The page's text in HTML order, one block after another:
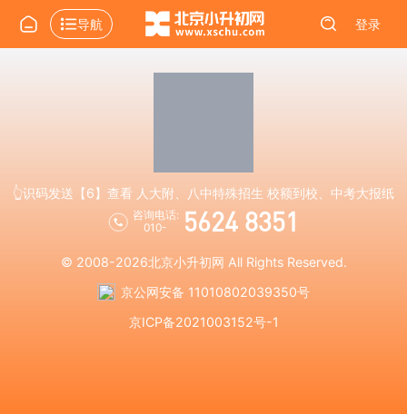
导航 登录
👆识码发送【6】查看 人大附、八中特殊招生 校额到校、中考大报纸
咨询电话:
010-
5624 8351
© 2008-2026北京小升初网 All Rights Reserved.
京公网安备 11010802039350号
京ICP备2021003152号-1